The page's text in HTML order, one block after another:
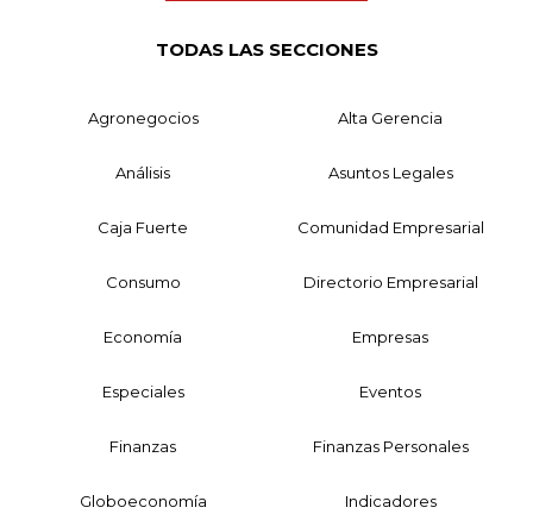
TODAS LAS SECCIONES
Agronegocios Alta Gerencia
Análisis Asuntos Legales
Caja Fuerte Comunidad Empresarial
Consumo Directorio Empresarial
Economía Empresas
Especiales Eventos
Finanzas Finanzas Personales
Globoeconomía Indicadores